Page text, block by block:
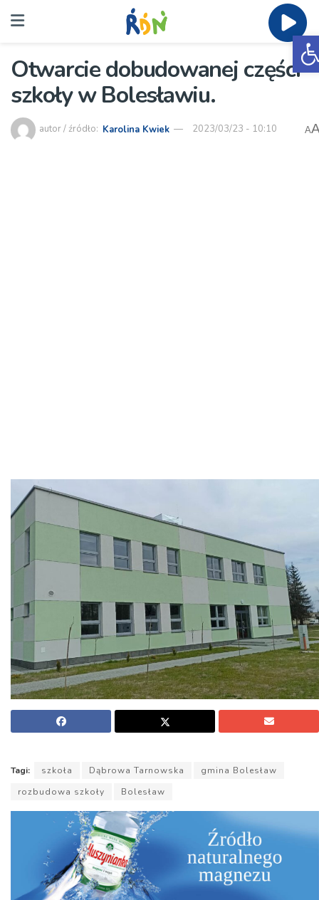
Otwarcie dobudowanej części
szkoły w Bolesławiu.
autor / źródło: Karolina Kwiek 2023/03/23 - 10:10 A
Tagi: szkoła Dąbrowa Tarnowska
gmina Bolesław
rozbudowa szkoły
Bolesław